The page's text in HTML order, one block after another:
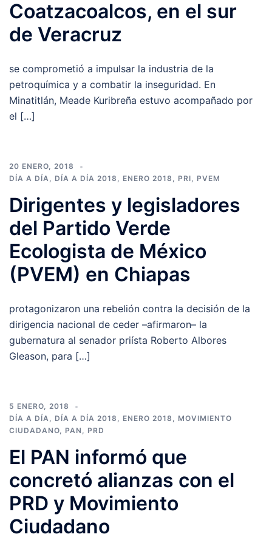
Coatzacoalcos, en el sur
de Veracruz
se comprometió a impulsar la industria de la
petroquímica y a combatir la inseguridad. En
Minatitlán, Meade Kuribreña estuvo acompañado por
el […]
20 ENERO, 2018
DÍA A DÍA, DÍA A DÍA 2018 , ENERO 2018 , PRI, PVEM
Dirigentes y legisladores
del Partido Verde
Ecologista de México
(PVEM) en Chiapas
protagonizaron una rebelión contra la decisión de la
dirigencia nacional de ceder –afirmaron– la
gubernatura al senador priísta Roberto Albores
Gleason, para […]
5 ENERO, 2018
DÍA A DÍA, DÍA A DÍA 2018 , ENERO 2018 , MOVIMIENTO
CIUDADANO, PAN , PRD
El PAN informó que
concretó alianzas con el
PRD y Movimiento
Ciudadano